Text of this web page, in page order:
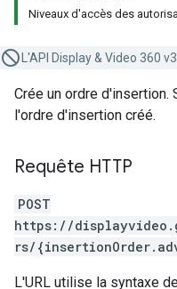
Niveaux d'accès des
L'API Display & Video 360
Crée un ordre d'insertion.
l'ordre d'insertion créé.
Requête HTTP
POST
https://
rs/
L'URL utilise la syntaxe